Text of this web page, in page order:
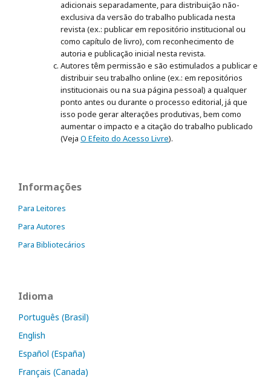
adicionais separadamente, para distribuição não-
exclusiva da versão do trabalho publicada nesta
revista (ex.: publicar em repositório institucional ou
como capítulo de livro), com reconhecimento de
autoria e publicação inicial nesta revista.
Autores têm permissão e são estimulados a publicar e
distribuir seu trabalho online (ex.: em repositórios
institucionais ou na sua página pessoal) a qualquer
ponto antes ou durante o processo editorial, já que
isso pode gerar alterações produtivas, bem como
aumentar o impacto e a citação do trabalho publicado
(Veja O Efeito do Acesso Livre).
Informações
Para Leitores
Para Autores
Para Bibliotecários
Idioma
Português (Brasil)
English
Español (España)
Français (Canada)